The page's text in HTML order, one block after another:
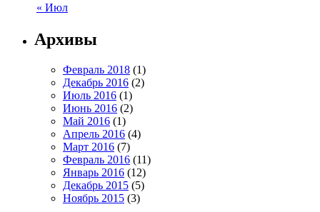
« Июл
Архивы
Февраль 2018 (1)
Декабрь 2016 (2)
Июль 2016 (1)
Июнь 2016 (2)
Май 2016 (1)
Апрель 2016 (4)
Март 2016 (7)
Февраль 2016 (11)
Январь 2016 (12)
Декабрь 2015 (5)
Ноябрь 2015 (3)